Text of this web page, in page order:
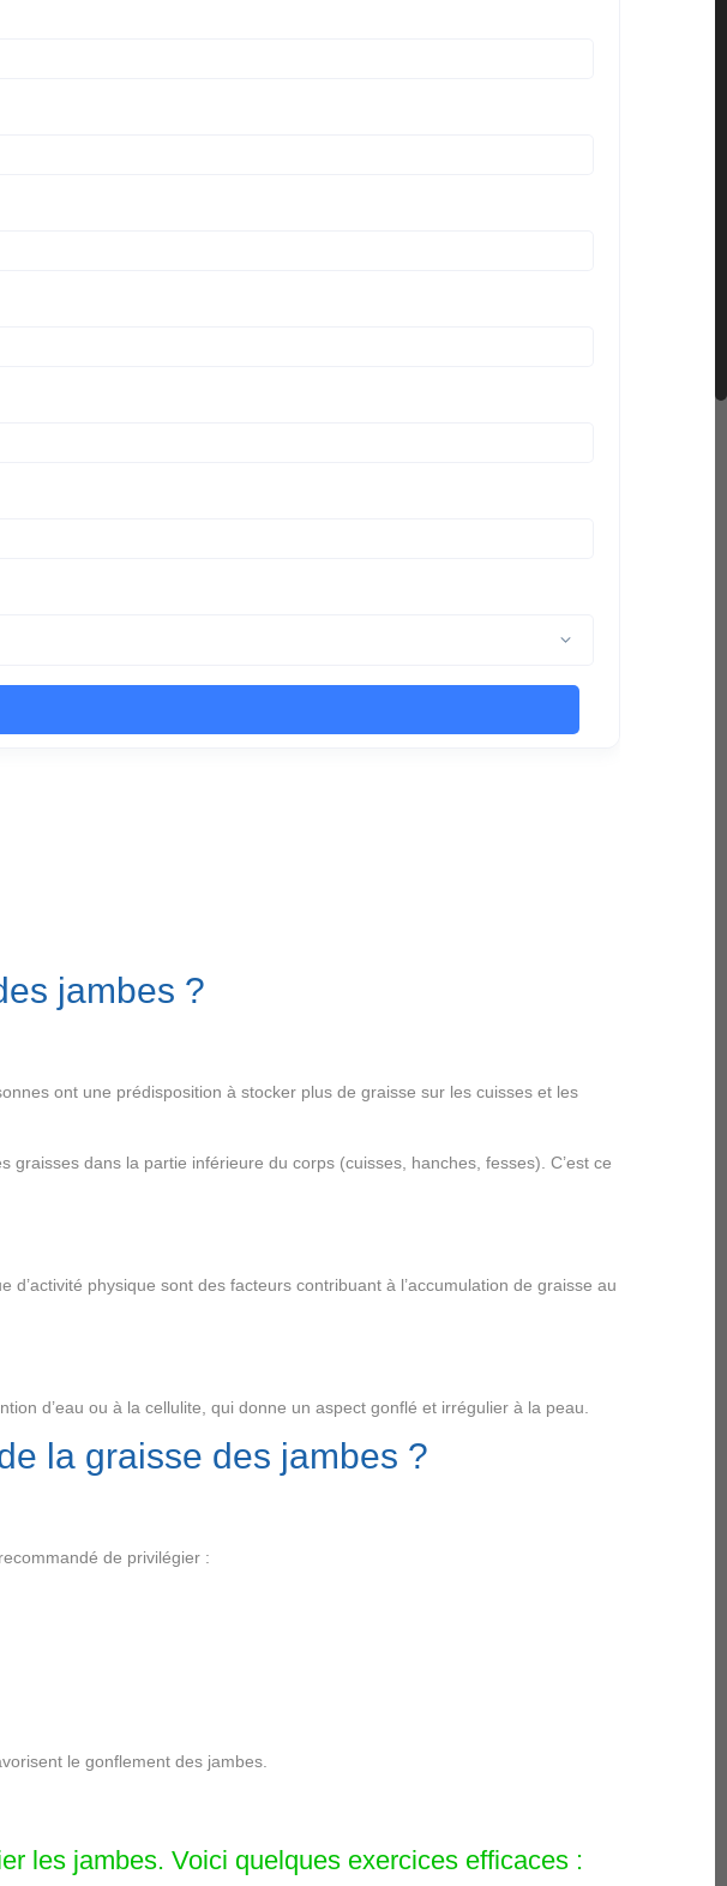
jambes ?
ont une prédisposition à stocker plus de graisse sur les cuisses et les
dans la partie inférieure du corps (cuisses, hanches, fesses). C’est ce
physique sont des facteurs contribuant à l’accumulation de graisse au
d’eau ou à la cellulite, qui donne un aspect gonflé et irrégulier à la peau.
la graisse des jambes ?
de privilégier :
le gonflement des jambes.
les jambes. Voici quelques exercices efficaces :